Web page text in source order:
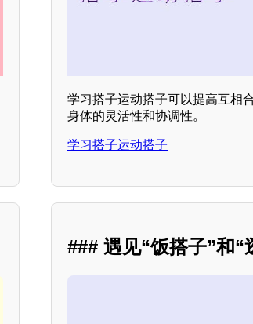
学习搭子运动搭子可以提高互相
身体的灵活性和协调性。
学习搭子运动搭子
### 遇见“饭搭子”和